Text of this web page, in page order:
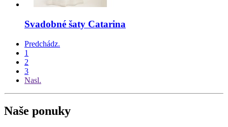
Svadobné šaty Catarina
Predchádz.
1
2
3
Nasl.
Naše ponuky